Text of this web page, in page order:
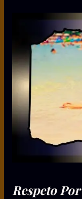
Respeto